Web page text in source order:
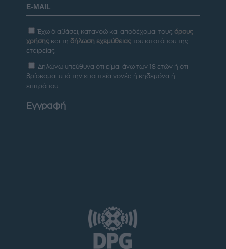
Έχω διαβάσει, κατανοώ και αποδέχομαι τους όρους
χρήσης και τη δήλωση εχεμύθειας του ιστοτόπου της
εταιρείας
Δηλώνω υπεύθυνα ότι είμαι άνω των 18 ετών ή ότι
βρίσκομαι υπό την εποπτεία γονέα ή κηδεμόνα ή
επιτρόπου
Εγγραφή